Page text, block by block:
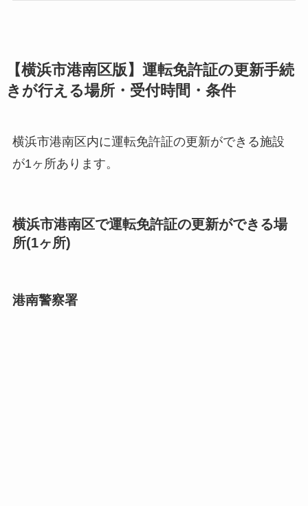
【横浜市港南区版】運転免許証の更新手続
きが行える場所・受付時間・条件
横浜市港南区内に運転免許証の更新ができる施設
が1ヶ所あります。
横浜市港南区で運転免許証の更新ができる場
所(1ヶ所)
港南警察署